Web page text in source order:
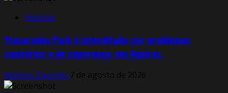
Notícias
Ytacaranha Park é interditado por problemas
sanitários e de segurança, em Aquiraz.
Markos Zaurelio 7 de agosto de 2026